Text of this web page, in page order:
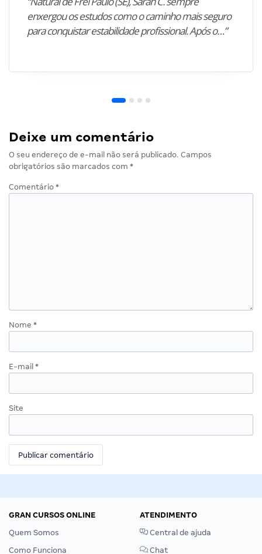
enxergou os estudos como o caminho mais seguro
para conquistar estabilidade profissional. Após o…”
Deixe um comentário
O seu endereço de e-mail não será publicado. Campos
obrigatórios são marcados com *
Comentário *
Nome *
E-mail *
Site
GRAN CURSOS ONLINE
Quem Somos
Como Funciona
ATENDIMENTO
Central de ajuda
Chat